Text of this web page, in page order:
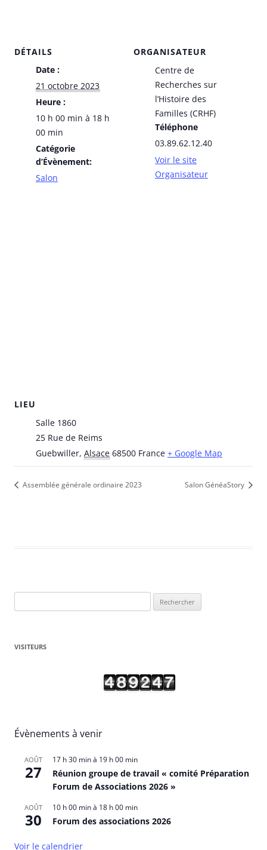
DÉTAILS
Date :
21 octobre 2023
Heure :
10 h 00 min à 18 h
00 min
Catégorie
d’Évènement:
Salon
ORGANISATEUR
Centre de
Recherches sur
l’Histoire des
Familles (CRHF)
Téléphone
03.89.62.12.40
Voir le site
Organisateur
LIEU
Salle 1860
25 Rue de Reims
Guebwiller, Alsace 68500 France + Google Map
Assemblée générale ordinaire 2023 Salon GénéaStory
VISITEURS
Évènements à venir
AOÛT
27
17 h 30 minà 19 h 00 min
Réunion groupe de travail « comité Préparation
Forum de Associations 2026 »
AOÛT
30
10 h 00 minà 18 h 00 min
Forum des associations 2026
Voir le calendrier